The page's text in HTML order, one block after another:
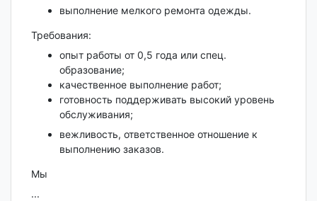
выполнение мелкого ремонта одежды.
Требования:
опыт работы от 0,5 года или спец.
образование;
качественное выполнение работ;
готовность поддерживать высокий уровень
обслуживания;
вежливость, ответственное отношение к
выполнению заказов.
Мы
...